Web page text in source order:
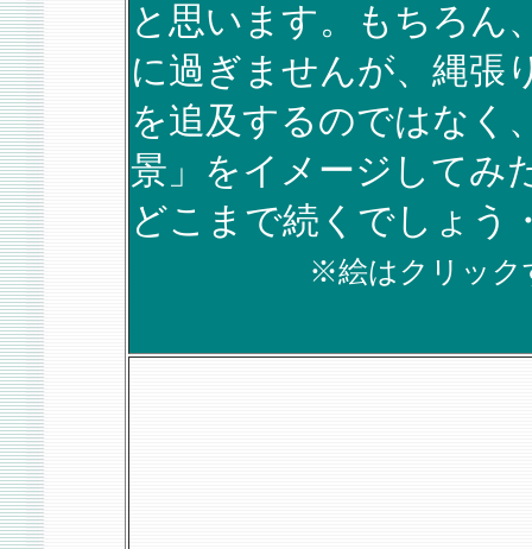
と思います。もちろん
に過ぎませんが、縄張
を追及するのではなく
景」をイメージしてみ
どこまで続くでしょう
※絵はクリック